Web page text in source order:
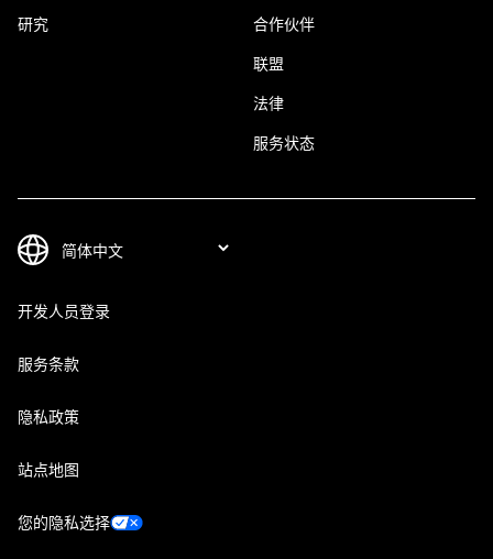
研究 合作伙伴
联盟
法律
服务状态
开发人员登录
服务条款
隐私政策
站点地图
您的隐私选择